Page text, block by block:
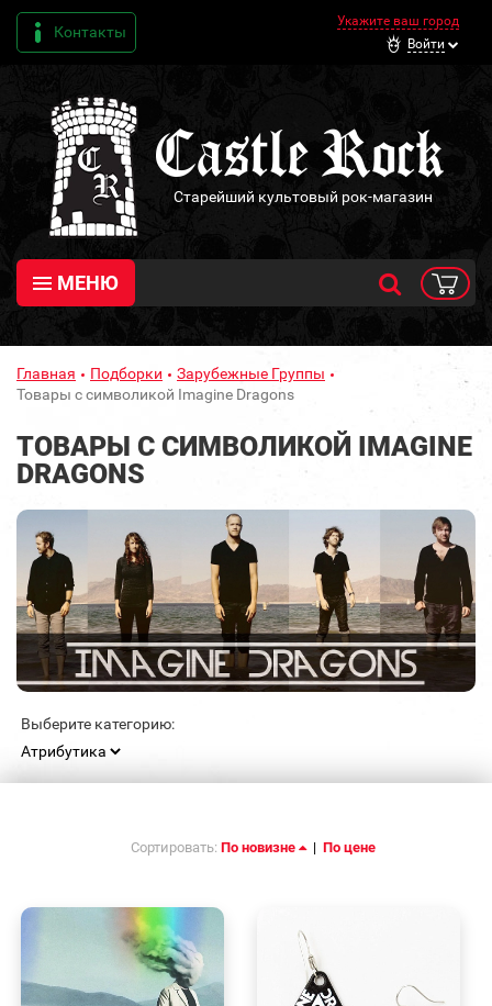
Контакты
Укажите ваш город
Войти
Старейший культовый рок-магазин
МЕНЮ
Главная Подборки
Зарубежные Группы
Товары с символикой Imagine Dragons
ТОВАРЫ С СИМВОЛИКОЙ IMAGINE
DRAGONS
Выберите категорию:
Сортировать: По новизне | По цене